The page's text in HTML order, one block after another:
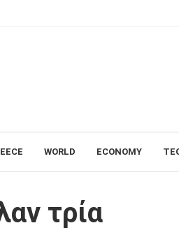
WORLD ECONOMY
και υποβιβάστηκαν
τρία